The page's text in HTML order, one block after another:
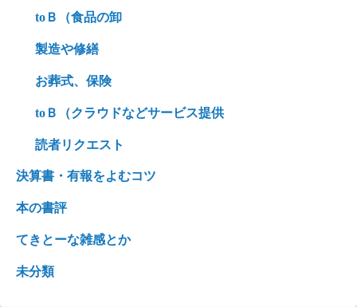
toＢ（食品の卸
製造や修繕
お葬式、保険
toＢ（クラウドなどサービス提供
読者リクエスト
決算書・有報をよむコツ
本の書評
てきとーな雑感とか
未分類